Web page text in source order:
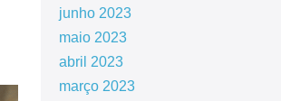
junho 2023
maio 2023
abril 2023
março 2023